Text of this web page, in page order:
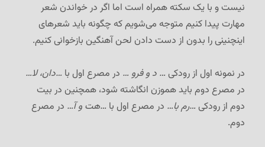
نیست و با یک سکته همراه است اما اگر در خواندن شعر
مهارت پیدا کنیم متوجه می‌شویم که چگونه باید شعرهای
اینچنینی را بدون از دست دادن لحن آهنگین بازخوانی کنیم.
در نمونه اول از رودکی … د و فرو … در مصرع اول با …دان، لا…
در مصرع دوم باید هموزن انگاشته شود، همچنین در بیت
دوم از رودکی …رم با… در مصرع اول با …هت و آ… در مصرع
دوم.